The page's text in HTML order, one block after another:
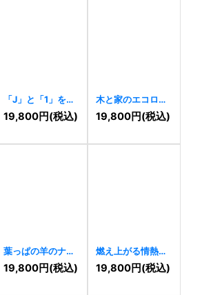
「J」と「1」を組
み合わせた先進的
なロゴ [11494]
19,800円(税込)
木と家のエコロゴ
[11491]
19,800円(税込)
葉っぱの羊のナチ
ュラルロゴ
11489 ]
19,800円(税込)
燃え上がる情熱を
象徴するイーグル
のロゴ [ 11490]
19,800円(税込)